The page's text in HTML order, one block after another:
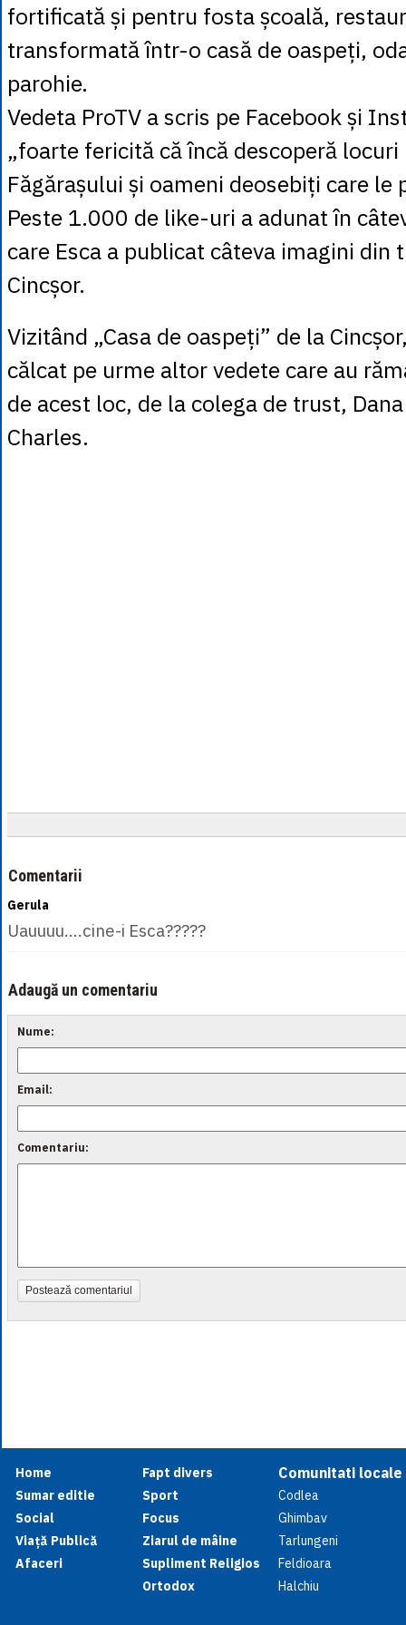
fortificată și pentru fosta școală,
transformată într-o casă de oaspeți,
parohie.
Vedeta ProTV a scris pe Facebook și
„foarte fericită că încă descoperă
Făgărașului și oameni deosebiți care le
Peste 1.000 de like-uri a adunat în
care Esca a publicat câteva imagini din
Cincșor.
Vizitând „Casa de oaspeți” de la
călcat pe urme altor vedete care au
de acest loc, de la colega de trust,
Charles.
Comentarii
Gerula
Uauuuu....cine-i Esca?????
Adaugă un comentariu
Nume:
Email:
Comentariu:
Postează comentariul
Home
Sumar editie
Social
Viață Publică
Afaceri
Fapt divers
Sport
Focus
Ziarul de mâine
Supliment Religios
Ortodox
Comunitati locale
Codlea
Ghimbav
Tarlungeni
Feldioara
Halchiu